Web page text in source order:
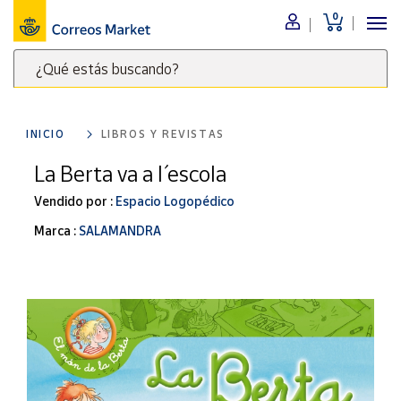
0
¿Qué estás buscando?
clave
para
buscar
productos
Menú
Nuestro
catálogo
Alimentación
Bebidas
Ocio y cultura
Juguetes y
Merchandising
y regalos
Tienda de
Correos
INICIO LIBROS Y REVISTAS
La Berta va a l´ escola
Vendido por : Espacio Logopédico
Marca : SALAMANDRA